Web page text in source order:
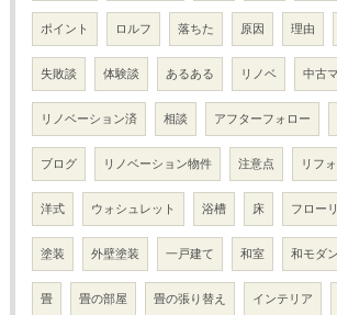
ポイント ロルフ 落ちた 原因 理由
失敗談 体験談 あるある リノベ 中古
リノベーション済 相談 アフターフォロー
ブログ リノベーション物件 注意点 リフ
洋式 ウォシュレット 浴槽 床 フロー
塗装 外壁塗装 一戸建て 和室 和モダン
畳 畳の部屋 畳の張り替え インテリア